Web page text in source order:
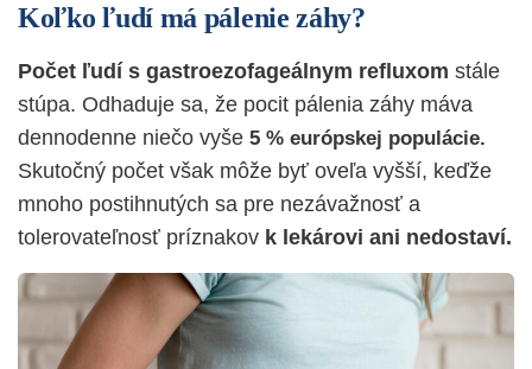
Koľko ľudí má pálenie záhy?
Počet ľudí s gastroezofageálnym refluxom stále
stúpa. Odhaduje sa, že pocit pálenia záhy máva
dennodenne niečo vyše 5 % európskej populácie.
Skutočný počet však môže byť oveľa vyšší, keďže
mnoho postihnutých sa pre nezávažnosť a
tolerovateľnosť príznakov k lekárovi ani nedostaví.